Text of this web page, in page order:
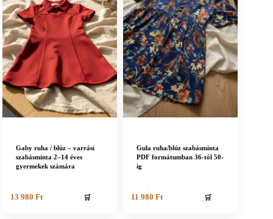
Gaby ruha / blúz – varrási
szabásminta 2–14 éves
gyermekek számára
13 980 Ft 🛒
Gula ruha/blúz szabásminta
PDF formátumban 36-tól 50-
ig
11 980Ft 🛒